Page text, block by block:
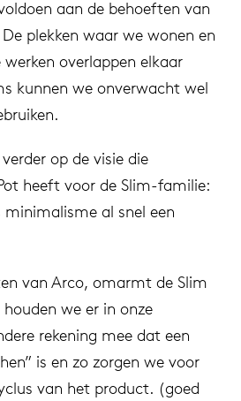
aan de behoeften van
plekken waar we wonen en
overlappen elkaar
kunnen we onverwacht wel
op de visie die
heeft voor de Slim-familie:
minimalisme al snel een
van Arco, omarmt de Slim
we er in onze
rekening mee dat een
is en zo zorgen we voor
van het product. (goed